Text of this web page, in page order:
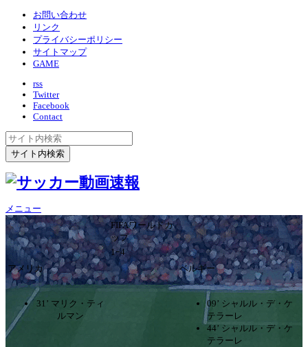
お問い合わせ
リンク
プライバシーポリシー
サイトマップ
GAME
rss
Twitter
Facebook
Contact
メニュー
FIFAワールドカ
ップ
1ｰ4
アメリカ
ベルギー
31’ マリク・ティ
ルマン
09’ シャルル・デ・ケ
テラーレ
44’ シャルル・デ・ケ
テラーレ